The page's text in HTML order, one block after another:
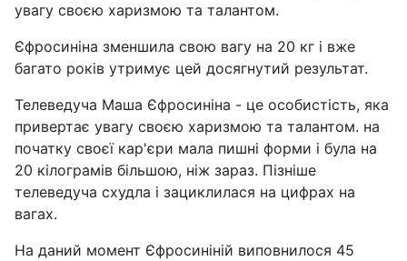
увагу своєю харизмою та талантом.
Єфросиніна зменшила свою вагу на 20 кг і вже
багато років утримує цей досягнутий результат.
Телеведуча Маша Єфросиніна - це особистість, яка
привертає увагу своєю харизмою та талантом. на
початку своєї кар'єри мала пишні форми і була на
20 кілограмів більшою, ніж зараз. Пізніше
телеведуча схудла і зациклилася на цифрах на
вагах.
На даний момент Єфросиніній виповнилося 45